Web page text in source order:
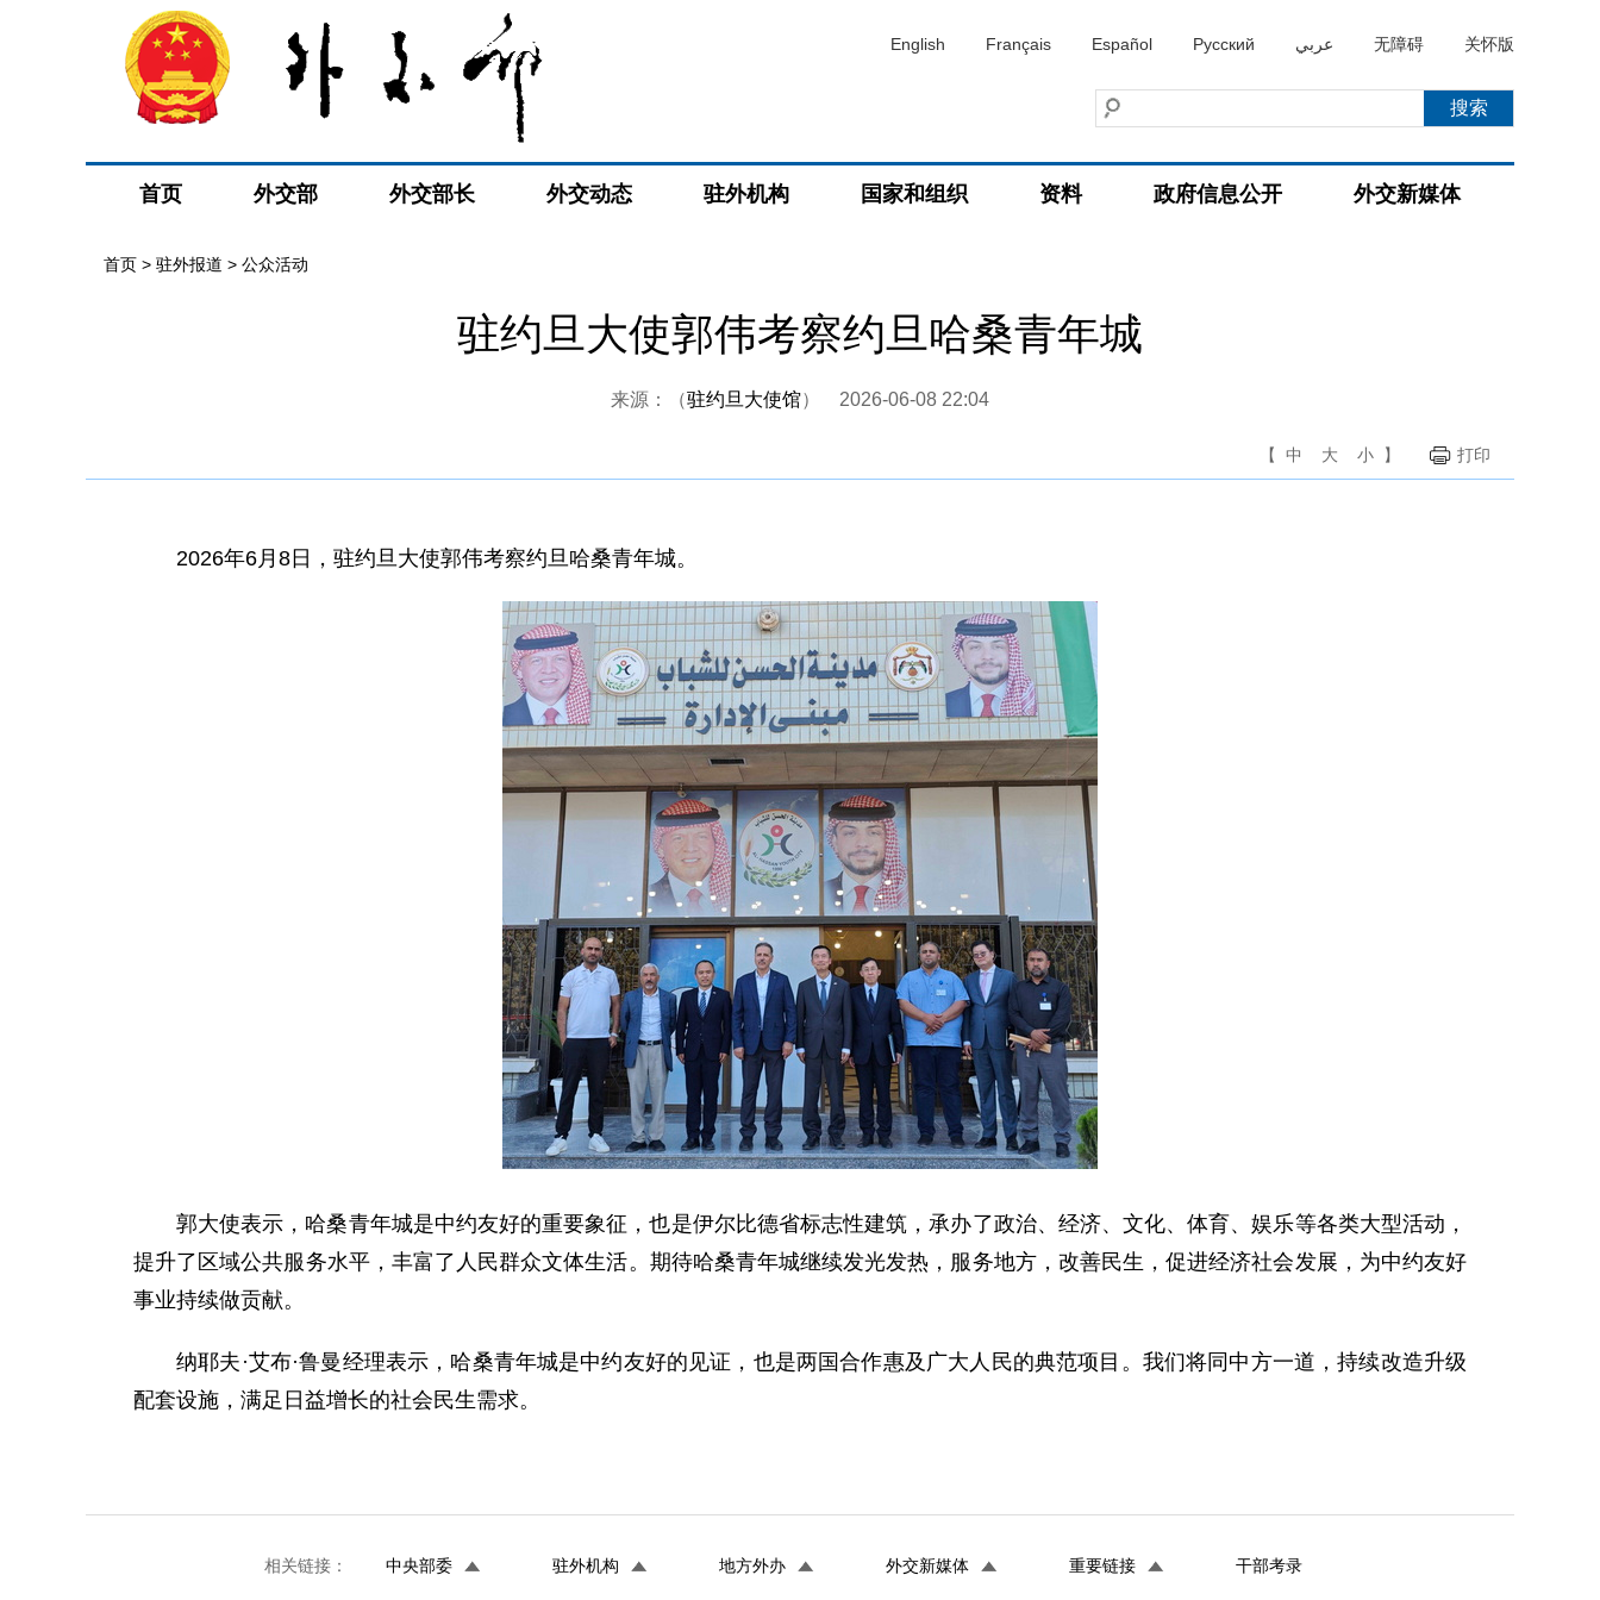
English Français Español Русский عربي 无障碍 关怀版
首页 外交部 外交部长 外交动态 驻外机构 国家和组织 资料 政府信息公开 外交新媒体
首页 > 驻外报道 > 公众活动
驻约旦大使郭伟考察约旦哈桑青年城
来源：（驻约旦大使馆） 2026-06-08 22:04
【 中 大 小 】 打印
2026年6月8日，驻约旦大使郭伟考察约旦哈桑青年城。
郭大使表示，哈桑青年城是中约友好的重要象征，也是伊尔比德省标志性建筑，承办了政治、经济、文化、体育、娱乐等各类大型活动，
提升了区域公共服务水平，丰富了人民群众文体生活。期待哈桑青年城继续发光发热，服务地方，改善民生，促进经济社会发展，为中约友好
事业持续做贡献。
纳耶夫·艾布·鲁曼经理表示，哈桑青年城是中约友好的见证，也是两国合作惠及广大人民的典范项目。我们将同中方一道，持续改造升级
配套设施，满足日益增长的社会民生需求。
相关链接： 中央部委 驻外机构 地方外办 外交新媒体 重要链接 干部考录